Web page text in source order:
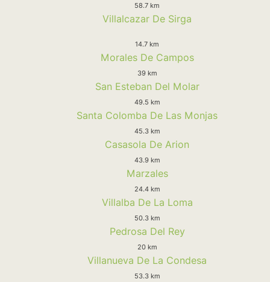
58.7 km
Villalcazar De Sirga
14.7 km
Morales De Campos
39 km
San Esteban Del Molar
49.5 km
Santa Colomba De Las Monjas
45.3 km
Casasola De Arion
43.9 km
Marzales
24.4 km
Villalba De La Loma
50.3 km
Pedrosa Del Rey
20 km
Villanueva De La Condesa
53.3 km